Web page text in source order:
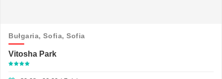
Bułgaria,Sofia,Sofia
Vitosha Park